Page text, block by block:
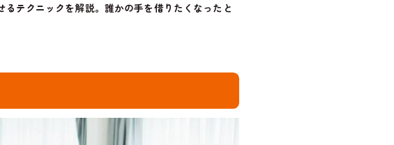
テクニックを解説。誰かの手を借りたくなったと